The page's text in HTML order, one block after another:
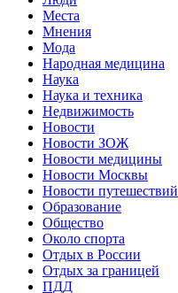
Места
Мнения
Мода
Народная медицина
Наука
Наука и техника
Недвижимость
Новости
Новости ЗОЖ
Новости медицины
Новости Москвы
Новости путешествий
Образование
Общество
Около спорта
Отдых в России
Отдых за границей
ПДД